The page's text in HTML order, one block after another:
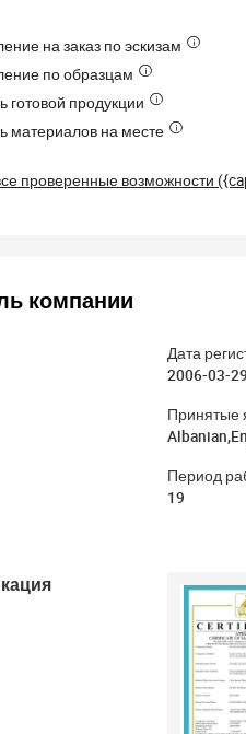
на заказ по эскизам
по образцам
готовой продукции
материалов на месте
проверенные возможности
компании
Дата
2006-03-29
Принятые
Период
19